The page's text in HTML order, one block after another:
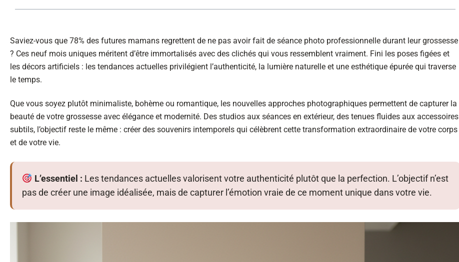
Saviez-vous que 78% des futures mamans regrettent de ne pas avoir fait de séance photo professionnelle durant leur grossesse
? Ces neuf mois uniques méritent d’être immortalisés avec des clichés qui vous ressemblent vraiment. Fini les poses figées et
les décors artificiels : les tendances actuelles privilégient l’authenticité, la lumière naturelle et une esthétique épurée qui traverse
le temps.
Que vous soyez plutôt minimaliste, bohème ou romantique, les nouvelles approches photographiques permettent de capturer la
beauté de votre grossesse avec élégance et modernité. Des studios aux séances en extérieur, des tenues fluides aux accessoires
subtils, l’objectif reste le même : créer des souvenirs intemporels qui célèbrent cette transformation extraordinaire de votre corps
et de votre vie.
L’essentiel : Les tendances actuelles valorisent votre authenticité plutôt que la perfection. L’objectif n’est
pas de créer une image idéalisée, mais de capturer l’émotion vraie de ce moment unique dans votre vie.